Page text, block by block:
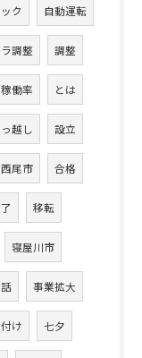
ク 自動運転
調整 調整
稼働率 とは
越し 設立
西尾市 合格
移転
寝屋川市
事業拡大
け 七夕